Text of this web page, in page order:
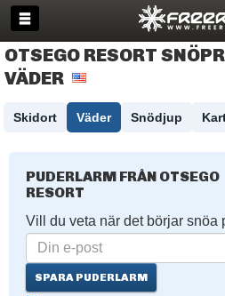
OTSEGO RESORT
VÄDER
Skidort Väder Snödjup
PUDERLARM FRÅN OTSEGO
RESORT
Vill du veta när det börjar snöa
SPARA PUDERLARM